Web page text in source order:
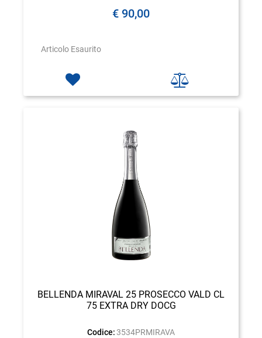
€ 90,00
Articolo Esaurito
BELLENDA MIRAVAL 25 PROSECCO VALD CL
75 EXTRA DRY DOCG
Codice: 3534PRMIRAVA